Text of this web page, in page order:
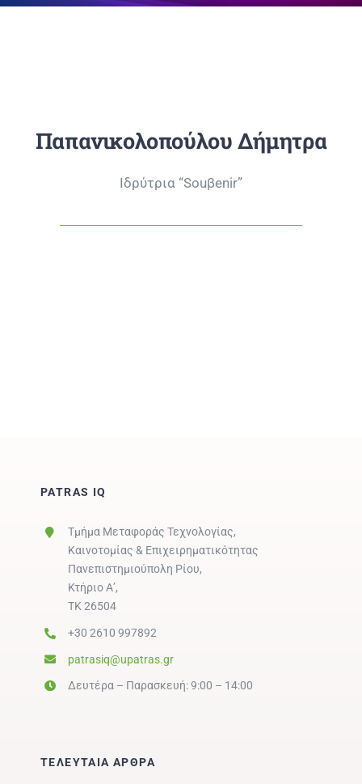
Παπανικολοπούλου Δήμητρα
Ιδρύτρια “Souβenir”
PATRAS IQ
Τμήμα Μεταφοράς Τεχνολογίας,
Καινοτομίας & Επιχειρηματικότητας
Πανεπιστημιούπολη Ρίου,
Κτήριο Α’,
ΤΚ 26504
+30 2610 997892
patrasiq@upatras.gr
Δευτέρα – Παρασκευή: 9:00 – 14:00
ΤΕΛΕΥΤΑΙΑ ΑΡΘΡΑ